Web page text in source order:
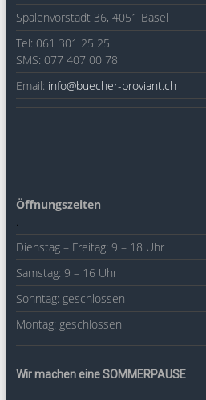
Spalenvorstadt 36, 4051 Basel
Tel: 061 301 25 25
SMS: 077 407 00 78
Email: info@buecher-proviant.ch
Öffnungszeiten
.
Dienstag – Freitag: 9 – 18 Uhr
Samstag: 9 – 16 Uhr
Sonntag: geschlossen
Montag: geschlossen
Wir machen eine SOMMERPAUSE